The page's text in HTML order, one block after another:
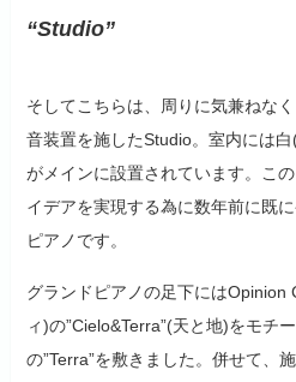
“Studio”
そしてこちらは、周りに気兼ねな
音装置を施したStudio。室内には
がメインに設置されています。こ
イデアを実現する為に数年前に既
ピアノです。
グランドピアノの足下にはOpinion
ィ)の”Cielo&Terra”(天と地)をモチ
の”Terra”を敷きました。併せて、